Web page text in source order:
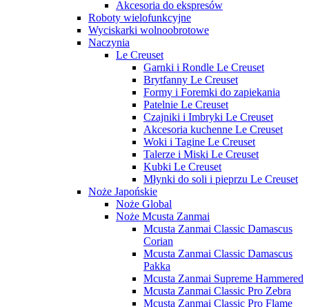
Akcesoria do ekspresów
Roboty wielofunkcyjne
Wyciskarki wolnoobrotowe
Naczynia
Le Creuset
Garnki i Rondle Le Creuset
Brytfanny Le Creuset
Formy i Foremki do zapiekania
Patelnie Le Creuset
Czajniki i Imbryki Le Creuset
Akcesoria kuchenne Le Creuset
Woki i Tagine Le Creuset
Talerze i Miski Le Creuset
Kubki Le Creuset
Młynki do soli i pieprzu Le Creuset
Noże Japońskie
Noże Global
Noże Mcusta Zanmai
Mcusta Zanmai Classic Damascus
Corian
Mcusta Zanmai Classic Damascus
Pakka
Mcusta Zanmai Supreme Hammered
Mcusta Zanmai Classic Pro Zebra
Mcusta Zanmai Classic Pro Flame